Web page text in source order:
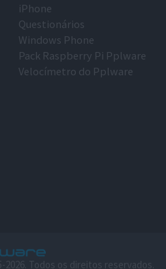
iPhone
Questionários
Windows Phone
Pack Raspberry Pi Pplware
Velocímetro do Pplware
Todos os direitos reservados.